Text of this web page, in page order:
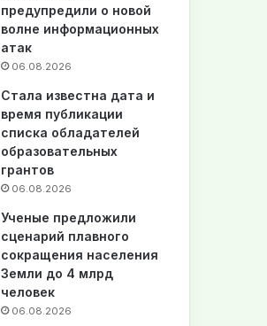
предупредили о новой
волне информационных
атак
06.08.2026
Стала известна дата и
время публикации
списка обладателей
образовательных
грантов
06.08.2026
Ученые предложили
сценарий плавного
сокращения населения
Земли до 4 млрд
человек
06.08.2026